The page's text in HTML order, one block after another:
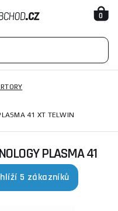
0
41 XT TELWIN
PLASMA 41
5 zákazníků